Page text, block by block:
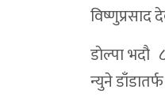
विष्णुप्रसाद
डाेल्पा भदौ
न्युने